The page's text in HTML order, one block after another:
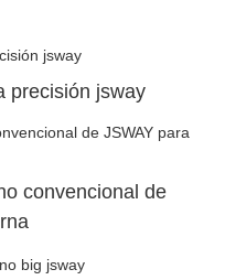
precisión jsway
convencional de